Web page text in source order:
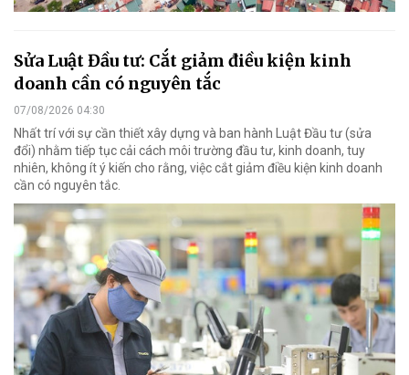
Sửa Luật Đầu tư: Cắt giảm điều kiện kinh
doanh cần có nguyên tắc
07/08/2026 04:30
Nhất trí với sự cần thiết xây dựng và ban hành Luật Đầu tư (sửa
đổi) nhằm tiếp tục cải cách môi trường đầu tư, kinh doanh, tuy
nhiên, không ít ý kiến cho rằng, việc cắt giảm điều kiện kinh doanh
cần có nguyên tắc.